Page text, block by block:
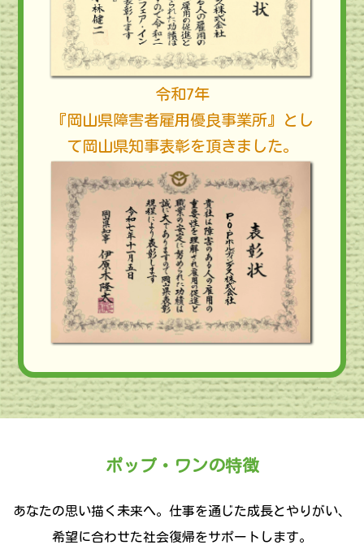
令和7年
『岡山県障害者雇用優良事業所』とし
て岡山県知事表彰を頂きました。
ポップ・ワンの特徴
あなたの思い描く未来へ。仕事を通じた成長とやりがい、
希望に合わせた社会復帰をサポートします。